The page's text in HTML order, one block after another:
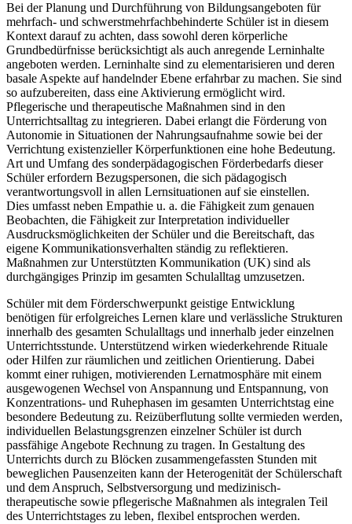
Bei der Planung und Durchführung von Bildungsangeboten für
mehrfach- und schwerstmehrfachbehinderte Schüler ist in diesem
Kontext darauf zu achten, dass sowohl deren körperliche
Grundbedürfnisse berücksichtigt als auch anregende Lerninhalte
angeboten werden. Lerninhalte sind zu elementarisieren und deren
basale Aspekte auf handelnder Ebene erfahrbar zu machen. Sie sind
so aufzubereiten, dass eine Aktivierung ermöglicht wird.
Pflegerische und therapeutische Maßnahmen sind in den
Unterrichtsalltag zu integrieren. Dabei erlangt die Förderung von
Autonomie in Situationen der Nahrungsaufnahme sowie bei der
Verrichtung existenzieller Körperfunktionen eine hohe Bedeutung.
Art und Umfang des sonderpädagogischen Förderbedarfs dieser
Schüler erfordern Bezugspersonen, die sich pädagogisch
verantwortungsvoll in allen Lernsituationen auf sie einstellen.
Dies umfasst neben Empathie u. a. die Fähigkeit zum genauen
Beobachten, die Fähigkeit zur Interpretation individueller
Ausdrucksmöglichkeiten der Schüler und die Bereitschaft, das
eigene Kommunikationsverhalten ständig zu reflektieren.
Maßnahmen zur Unterstützten Kommunikation (UK) sind als
durchgängiges Prinzip im gesamten Schulalltag umzusetzen.
Schüler mit dem Förderschwerpunkt geistige Entwicklung
benötigen für erfolgreiches Lernen klare und verlässliche Strukturen
innerhalb des gesamten Schulalltags und innerhalb jeder einzelnen
Unterrichtsstunde. Unterstützend wirken wiederkehrende Rituale
oder Hilfen zur räumlichen und zeitlichen Orientierung. Dabei
kommt einer ruhigen, motivierenden Lernatmosphäre mit einem
ausgewogenen Wechsel von Anspannung und Entspannung, von
Konzentrations- und Ruhephasen im gesamten Unterrichtstag eine
besondere Bedeutung zu. Reizüberflutung sollte vermieden werden,
individuellen Belastungsgrenzen einzelner Schüler ist durch
passfähige Angebote Rechnung zu tragen. In Gestaltung des
Unterrichts durch zu Blöcken zusammengefassten Stunden mit
beweglichen Pausenzeiten kann der Heterogenität der Schülerschaft
und dem Anspruch, Selbstversorgung und medizinisch-
therapeutische sowie pflegerische Maßnahmen als integralen Teil
des Unterrichtstages zu leben, flexibel entsprochen werden.